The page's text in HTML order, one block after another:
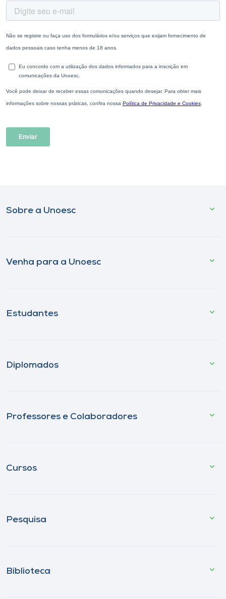
Sobre a Unoesc
Venha para a Unoesc
Estudantes
Diplomados
Professores e Colaboradores
Cursos
Pesquisa
Biblioteca